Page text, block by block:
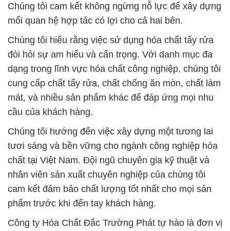
Chúng tôi cam kết không ngừng nỗ lực để xây dựng
mối quan hệ hợp tác có lợi cho cả hai bên.
Chúng tôi hiểu rằng việc sử dụng hóa chất tẩy rửa
đòi hỏi sự am hiểu và cẩn trọng. Với danh mục đa
dạng trong lĩnh vực hóa chất công nghiệp, chúng tôi
cung cấp chất tẩy rửa, chất chống ăn mòn, chất làm
mát, và nhiều sản phẩm khác để đáp ứng mọi nhu
cầu của khách hàng.
Chúng tôi hướng đến việc xây dựng một tương lai
tươi sáng và bền vững cho ngành công nghiệp hóa
chất tại Việt Nam. Đội ngũ chuyên gia kỹ thuật và
nhân viên sản xuất chuyên nghiệp của chúng tôi
cam kết đảm bảo chất lượng tốt nhất cho mọi sản
phẩm trước khi đến tay khách hàng.
Công ty Hóa Chất Đắc Trường Phát tự hào là đơn vị